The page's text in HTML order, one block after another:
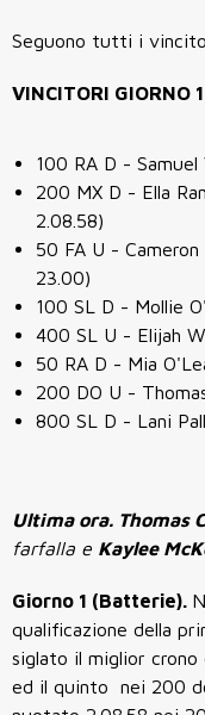
Seguono tutti i
VINCITORI GIORNO 1
100 RA D - Samuel
200 MX D - Ella
2.08.58)
50 FA U -
23.00)
100 SL D - Mollie
400 SL U - Elijah
50 RA D - Mia
200 DO U -
800 SL D - Lani
Ultima ora. Thomas
farfalla e Kaylee
Giorno 1 (Batterie).
qualificazione della
siglato il miglior
ed il quinto nei 200